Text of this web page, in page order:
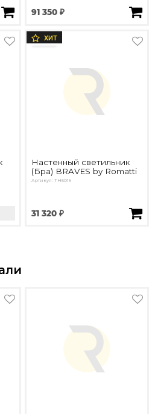
91 350 ₽
ХИТ
Настенный светильник
(Бра) BRAVES by Romatti
Артикул: TH5019
31 320 ₽